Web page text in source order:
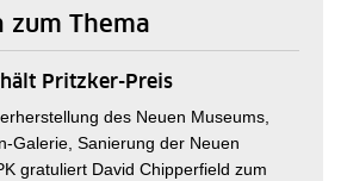
zum Thema
Pritzker-Preis
des Neuen Museums,
Galerie, Sanierung der Neuen
gratuliert David Chipperfield zum